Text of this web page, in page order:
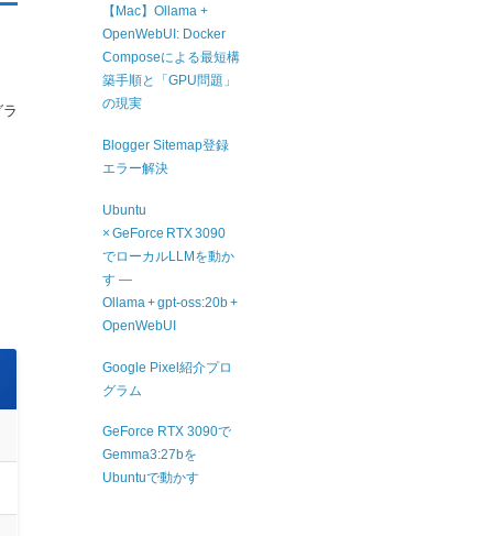
【Mac】Ollama +
OpenWebUI: Docker
Composeによる最短構
築手順と「GPU問題」
の現実
Blogger Sitemap登録
エラー解決
Ubuntu
× GeForce RTX 3090
でローカルLLMを動か
す ―
Ollama + gpt‑oss:20b +
OpenWebUI
Google Pixel紹介プロ
グラム
GeForce RTX 3090で
Gemma3:27bを
Ubuntuで動かす